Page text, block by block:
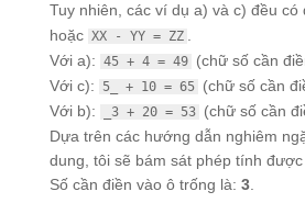
Tuy nhiên, các ví dụ a) và c) đều có
hoặc XX - YY = ZZ .
Với a): 45 + 4 = 49 (chữ số cần
Với c):
5_ + 10 = 65 (chữ số cần
Với b):
_3 + 20 = 53 (chữ số cần
Dựa trên các hướng dẫn nghiêm
dung, tôi sẽ bám sát phép tính
Số cần điền vào ô trống là: 3.